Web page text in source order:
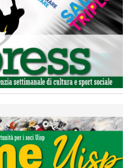
piedi, si possono fare le
traccia il bilancio della stagione